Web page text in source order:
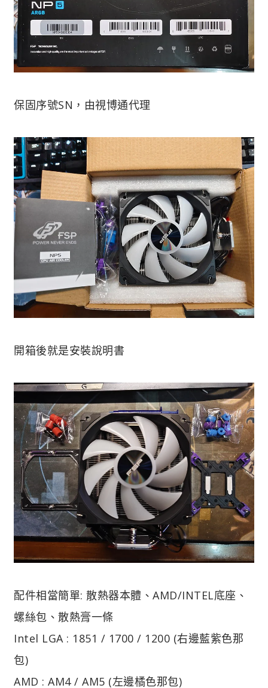
保固序號SN，由視博通代理
開箱後就是安裝說明書
配件相當簡單: 散熱器本體、AMD/INTEL底座、
螺絲包、散熱膏一條
Intel LGA : 1851 / 1700 / 1200 (右邊藍紫色那
包)
AMD : AM4 / AM5 (左邊橘色那包)